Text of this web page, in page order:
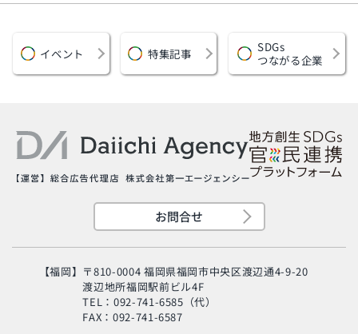
イベント 特集記事
SDGs
つながる企業
お問合せ
【福岡】 〒810-0004 福岡県福岡市中央区渡辺通4-9-20
渡辺地所福岡駅前ビル4F
TEL：092-741-6585（代）
FAX：092-741-6587